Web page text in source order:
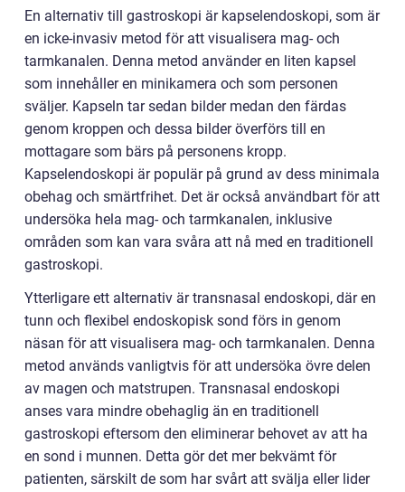
En alternativ till gastroskopi är kapselendoskopi, som är
en icke-invasiv metod för att visualisera mag- och
tarmkanalen. Denna metod använder en liten kapsel
som innehåller en minikamera och som personen
sväljer. Kapseln tar sedan bilder medan den färdas
genom kroppen och dessa bilder överförs till en
mottagare som bärs på personens kropp.
Kapselendoskopi är populär på grund av dess minimala
obehag och smärtfrihet. Det är också användbart för att
undersöka hela mag- och tarmkanalen, inklusive
områden som kan vara svåra att nå med en traditionell
gastroskopi.
Ytterligare ett alternativ är transnasal endoskopi, där en
tunn och flexibel endoskopisk sond förs in genom
näsan för att visualisera mag- och tarmkanalen. Denna
metod används vanligtvis för att undersöka övre delen
av magen och matstrupen. Transnasal endoskopi
anses vara mindre obehaglig än en traditionell
gastroskopi eftersom den eliminerar behovet av att ha
en sond i munnen. Detta gör det mer bekvämt för
patienten, särskilt de som har svårt att svälja eller lider